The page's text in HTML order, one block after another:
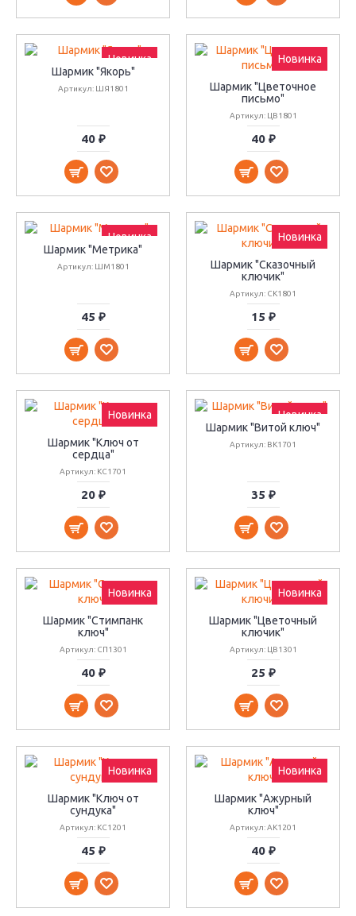
Новинка
Шармик "Якорь"
Артикул: ШЯ1801
40 ₽
Новинка
Шармик "Цветочное
письмо"
Артикул: ЦВ1801
40 ₽
Новинка
Шармик "Метрика"
Артикул: ШМ1801
45 ₽
Новинка
Шармик "Сказочный
ключик"
Артикул: СК1801
15 ₽
Новинка
Шармик "Ключ от
сердца"
Артикул: КС1701
20 ₽
Новинка
Шармик "Витой ключ"
Артикул: ВК1701
35 ₽
Новинка
Шармик "Стимпанк
ключ"
Артикул: СП1301
40 ₽
Новинка
Шармик "Цветочный
ключик"
Артикул: ЦВ1301
25 ₽
Новинка
Шармик "Ключ от
сундука"
Артикул: КС1201
45 ₽
Новинка
Шармик "Ажурный
ключ"
Артикул: АК1201
40 ₽